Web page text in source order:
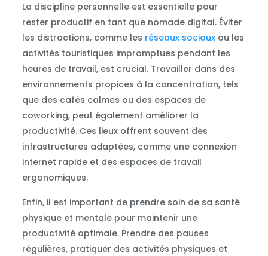
La discipline personnelle est essentielle pour
rester productif en tant que nomade digital. Éviter
les distractions, comme les réseaux sociauxou les
activités touristiques impromptues pendant les
heures de travail, est crucial. Travailler dans des
environnements propices à la concentration, tels
que des cafés calmes ou des espaces de
coworking, peut également améliorer la
productivité. Ces lieux offrent souvent des
infrastructures adaptées, comme une connexion
internet rapide et des espaces de travail
ergonomiques.
Enfin, il est important de prendre soin de sa santé
physique et mentale pour maintenir une
productivité optimale. Prendre des pauses
régulières, pratiquer des activités physiques et